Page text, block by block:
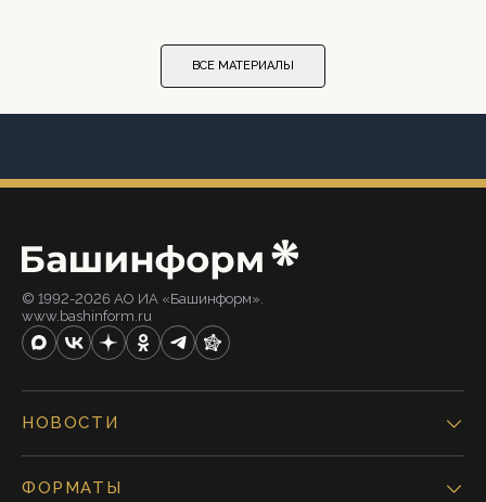
ВСЕ МАТЕРИАЛЫ
© 1992-2026 АО ИА «Башинформ».
www.bashinform.ru
НОВОСТИ
ФОРМАТЫ